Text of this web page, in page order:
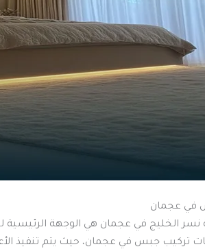
في عجمان
نسر الخليج في عجمان هي الوجهة الرئيسية
تركيب جبس في عجمان، حيث يتم تنفيذ